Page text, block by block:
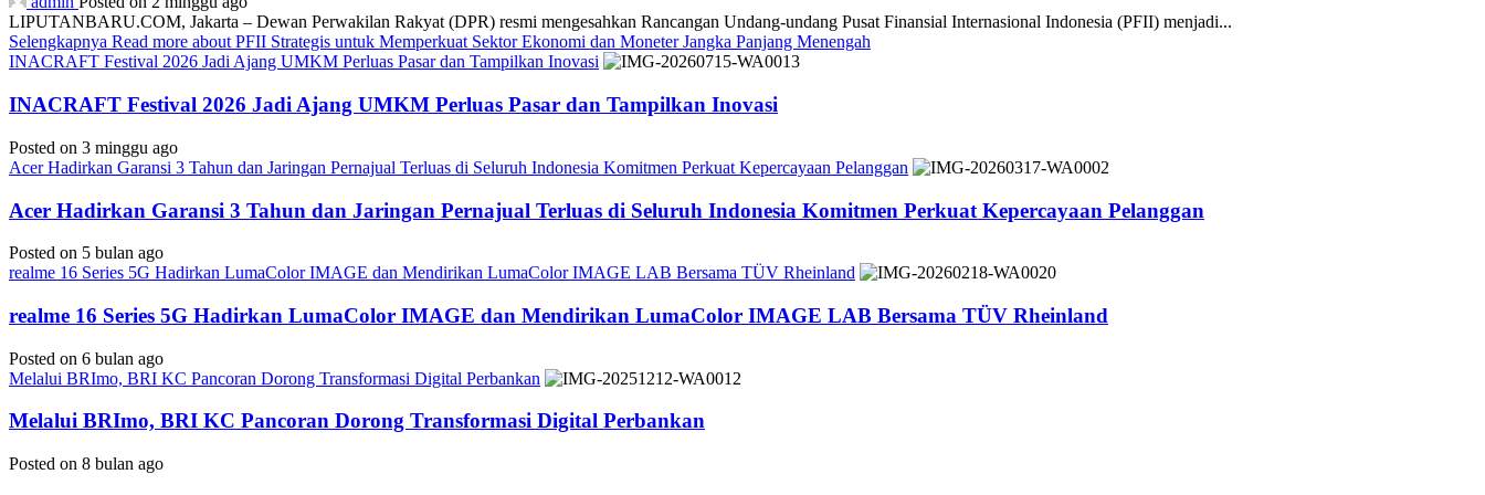
LIPUTANBARU.COM, Jakarta – Dewan Perwakilan Rakyat (DPR) resmi mengesahkan Rancangan Undang-undang Pusat Finansial Internasional Indonesia (PFII) menjadi...
Selengkapnya Read more about PFII Strategis untuk Memperkuat Sektor Ekonomi dan Moneter Jangka Panjang Menengah
INACRAFT Festival 2026 Jadi Ajang UMKM Perluas Pasar dan Tampilkan Inovasi
INACRAFT Festival 2026 Jadi Ajang UMKM Perluas Pasar dan Tampilkan Inovasi
Posted on 3 minggu ago
Acer Hadirkan Garansi 3 Tahun dan Jaringan Pernajual Terluas di Seluruh Indonesia Komitmen Perkuat Kepercayaan Pelanggan
Acer Hadirkan Garansi 3 Tahun dan Jaringan Pernajual Terluas di Seluruh Indonesia Komitmen Perkuat Kepercayaan Pelanggan
Posted on 5 bulan ago
realme 16 Series 5G Hadirkan LumaColor IMAGE dan Mendirikan LumaColor IMAGE LAB Bersama TÜV Rheinland
realme 16 Series 5G Hadirkan LumaColor IMAGE dan Mendirikan LumaColor IMAGE LAB Bersama TÜV Rheinland
Posted on 6 bulan ago
Melalui BRImo, BRI KC Pancoran Dorong Transformasi Digital Perbankan
Melalui BRImo, BRI KC Pancoran Dorong Transformasi Digital Perbankan
Posted on 8 bulan ago